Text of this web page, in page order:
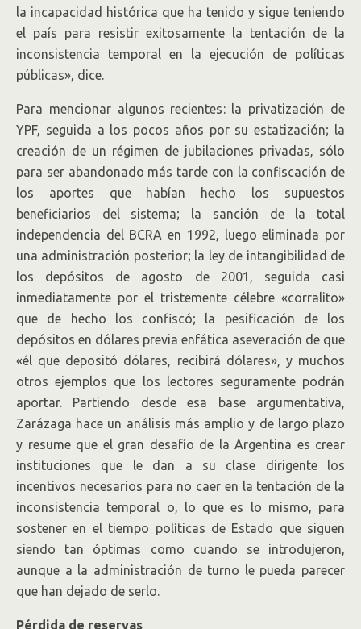
la incapacidad histórica que ha tenido y sigue teniendo
el país para resistir exitosamente la tentación de la
inconsistencia temporal en la ejecución de políticas
públicas», dice.
Para mencionar algunos recientes: la privatización de
YPF, seguida a los pocos años por su estatización; la
creación de un régimen de jubilaciones privadas, sólo
para ser abandonado más tarde con la confiscación de
los aportes que habían hecho los supuestos
beneficiarios del sistema; la sanción de la total
independencia del BCRA en 1992, luego eliminada por
una administración posterior; la ley de intangibilidad de
los depósitos de agosto de 2001, seguida casi
inmediatamente por el tristemente célebre «corralito»
que de hecho los confiscó; la pesificación de los
depósitos en dólares previa enfática aseveración de que
«él que depositó dólares, recibirá dólares», y muchos
otros ejemplos que los lectores seguramente podrán
aportar. Partiendo desde esa base argumentativa,
Zarázaga hace un análisis más amplio y de largo plazo
y resume que el gran desafío de la Argentina es crear
instituciones que le dan a su clase dirigente los
incentivos necesarios para no caer en la tentación de la
inconsistencia temporal o, lo que es lo mismo, para
sostener en el tiempo políticas de Estado que siguen
siendo tan óptimas como cuando se introdujeron,
aunque a la administración de turno le pueda parecer
que han dejado de serlo.
Pérdida de reservas